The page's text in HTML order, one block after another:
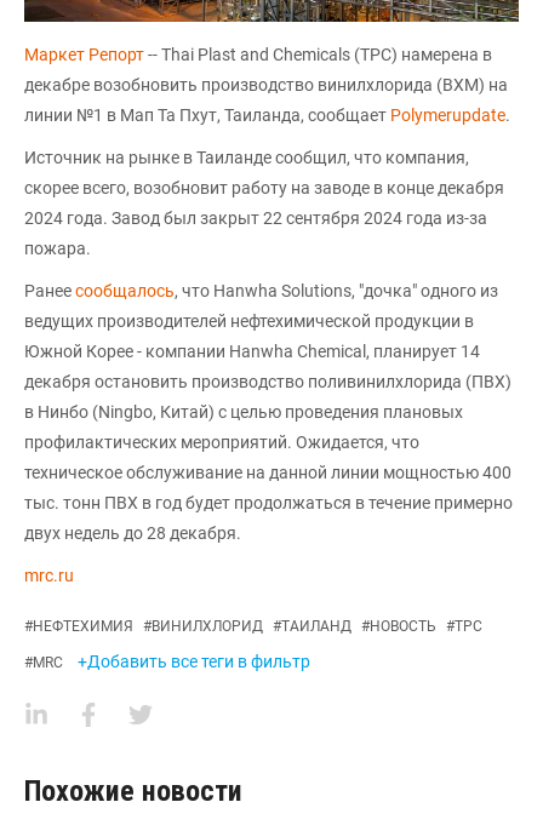
Маркет Репорт-- Thai Plast and Chemicals (TPC) намерена в
декабре возобновить производство винилхлорида (ВХМ) на
линии №1 в Мап Та Пхут, Таиланда, сообщает Polymerupdate.
Источник на рынке в Таиланде сообщил, что компания,
скорее всего, возобновит работу на заводе в конце декабря
2024 года. Завод был закрыт 22 сентября 2024 года из-за
пожара.
Ранеесообщалось, что Hanwha Solutions, "дочка" одного из
ведущих производителей нефтехимической продукции в
Южной Корее - компании Hanwha Chemical, планирует 14
декабря остановить производство поливинилхлорида (ПВХ)
в Нинбо (Ningbo, Китай) с целью проведения плановых
профилактических мероприятий. Ожидается, что
техническое обслуживание на данной линии мощностью 400
тыс. тонн ПВХ в год будет продолжаться в течение примерно
двух недель до 28 декабря.
mrc.ru
#НЕФТЕХИМИЯ #ВИНИЛХЛОРИД #ТАИЛАНД #НОВОСТЬ #TPC
#MRC +Добавить все теги в фильтр
Похожие новости